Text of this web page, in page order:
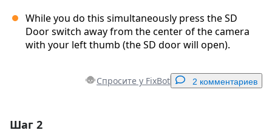
While you do this simultaneously press the SD
Door switch away from the center of the camera
with your left thumb (the SD door will open).
Спросите у FixBot 2 комментариев
Шаг 2